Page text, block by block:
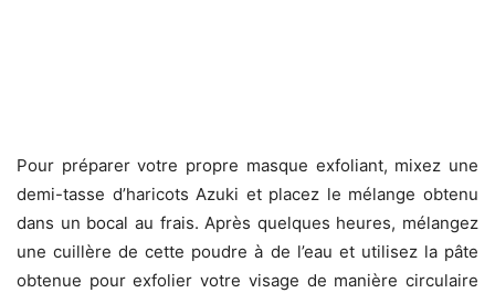
Pour préparer votre propre masque exfoliant, mixez une
demi-tasse d’haricots Azuki et placez le mélange obtenu
dans un bocal au frais. Après quelques heures, mélangez
une cuillère de cette poudre à de l’eau et utilisez la pâte
obtenue pour exfolier votre visage de manière circulaire